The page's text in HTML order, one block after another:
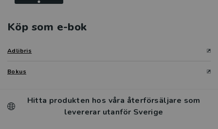
Köp som e-bok
Adlibris
Bokus
Hitta produkten hos våra återförsäljare som
levererar utanför Sverige